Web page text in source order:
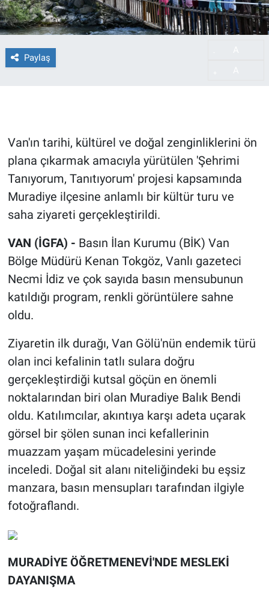
Paylaş
Van'ın tarihi, kültürel ve doğal zenginliklerini ön
plana çıkarmak amacıyla yürütülen 'Şehrimi
Tanıyorum, Tanıtıyorum' projesi kapsamında
Muradiye ilçesine anlamlı bir kültür turu ve
saha ziyareti gerçekleştirildi.
VAN (İGFA) - Basın İlan Kurumu (BİK) Van
Bölge Müdürü Kenan Tokgöz, Vanlı gazeteci
Necmi İdiz ve çok sayıda basın mensubunun
katıldığı program, renkli görüntülere sahne
oldu.
​Ziyaretin ilk durağı, Van Gölü'nün endemik türü
olan inci kefalinin tatlı sulara doğru
gerçekleştirdiği kutsal göçün en önemli
noktalarından biri olan Muradiye Balık Bendi
oldu. Katılımcılar, akıntıya karşı adeta uçarak
görsel bir şölen sunan inci kefallerinin
muazzam yaşam mücadelesini yerinde
inceledi. Doğal sit alanı niteliğindeki bu eşsiz
manzara, basın mensupları tarafından ilgiyle
fotoğraflandı.
​MURADİYE ÖĞRETMENEVİ'NDE MESLEKİ
DAYANIŞMA